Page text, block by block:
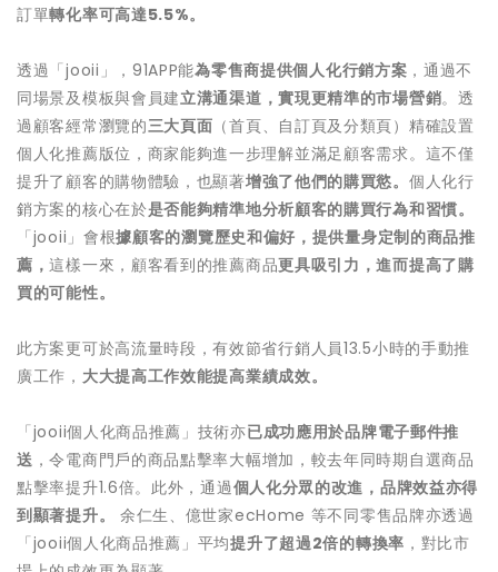
訂單轉化率可高達5.5%。
透過「jooii」，91APP能為零售商提供個人化行銷方案 ，通過不
同場景及模板與會員建立溝通渠道 ，實現更精準的市場營銷。透
過顧客經常瀏覽的三大頁面 （首頁、自訂頁及分類頁）精確設置
個人化推薦版位，商家能夠進一步理解並滿足顧客需求。這不僅
提升了顧客的購物體驗，也顯著增強了他們的購買慾。 個人化行
銷方案的核心在於是否能夠精準地分析顧客的購買行為和習慣。
「jooii」會根據顧客的瀏覽歷史和偏好，提供量身定制的商品推
薦，這樣一來，顧客看到的推薦商品更具吸引力 ，進而提高了購
買的可能性。
此方案更可於高流量時段，有效節省行銷人員13.5小時的手動推
廣工作， 大大提高工作效能提高業績成效。
「jooii個人化商品推薦」技術亦已成功應用於品牌電子郵件推
送 ，令電商門戶的商品點擊率大幅增加，較去年同時期自選商品
點擊率提升1.6倍。此外，通過個人化分眾的改進，品牌效益亦得
到顯著提升。
余仁生、億世家ecHome 等不同零售品牌亦透過
「jooii個人化商品推薦」平均提升了超過2倍的轉換率 ，對比市